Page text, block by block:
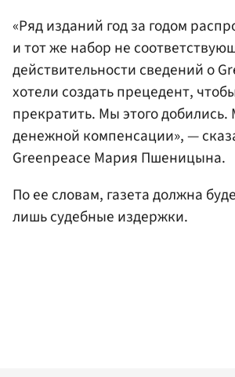
«Ряд изданий год за годом
и тот же набор не
действительности сведений о
хотели создать прецедент,
прекратить. Мы этого
денежной компенсации», —
Greenpeace Мария Пшеницына.
По ее словам, газета должна
лишь судебные издержки.